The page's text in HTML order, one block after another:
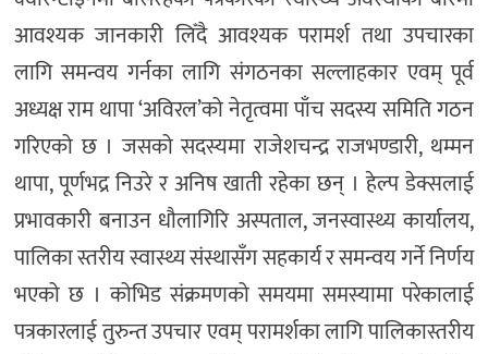
आवश्यक जानकारी लिँदै आवश्यक परामर्श तथा उपचारका
लागि समन्वय गर्नका लागि संगठनका सल्लाहकार एवम् पूर्व
अध्यक्ष राम थापा ‘अविरल’को नेतृत्वमा पाँच सदस्य समिति गठन
गरिएको छ । जसको सदस्यमा राजेशचन्द्र राजभण्डारी, थम्मन
थापा, पूर्णभद्र निउरे र अनिष खाती रहेका छन् । हेल्प डेक्सलाई
प्रभावकारी बनाउन धौलागिरि अस्पताल, जनस्वास्थ्य कार्यालय,
पालिका स्तरीय स्वास्थ्य संस्थासँग सहकार्य र समन्वय गर्ने निर्णय
भएको छ । कोभिड संक्रमणको समयमा समस्यामा परेकालाई
पत्रकारलाई तुरुन्त उपचार एवम् परामर्शका लागि पालिकास्तरीय